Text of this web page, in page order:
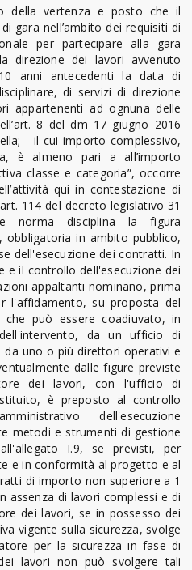
della vertenza e posto che il
gara nell’ambito dei requisiti di
per partecipare alla gara
direzione dei lavori avvenuto
anni antecedenti la data di
di servizi di direzione
appartenenti ad ognuna delle
8 del dm 17 giugno 2016
- il cui importo complessivo,
è almeno pari a all’importo
classe e categoria”, occorre
qui in contestazione di
114 del decreto legislativo 31
norma disciplina la figura
in ambito pubblico,
dell'esecuzione dei contratti. In
e il controllo dell'esecuzione dei
appaltanti nominano, prima
l'affidamento, su proposta del
può essere coadiuvato, in
da un ufficio di
uno o più direttori operativi e
dalle figure previste
dei lavori, con l'ufficio di
è preposto al controllo
dell'esecuzione
metodi e strumenti di gestione
I.9, se previsti, per
e in conformità al progetto e al
di importo non superiore a 1
assenza di lavori complessi e di
dei lavori, se in possesso dei
vigente sulla sicurezza, svolge
per la sicurezza in fase di
lavori non può svolgere tali